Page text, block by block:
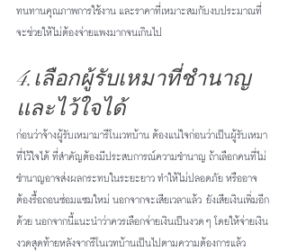
ทนทานคุณภาพการใช้งาน และราคาที่เหมาะสมกับงบประมาณที่
จะช่วยให้ไม่ต้องจ่ายแพงมากจนเกินไป
4.เลือกผู้รับเหมาที่ชำนาญ
และไว้ใจได้
ก่อนว่าจ้างผู้รับเหมามารีโนเวทบ้าน ต้องแน่ใจก่อนว่าเป็นผู้รับเหมา
ที่ไว้ใจได้ ที่สำคัญต้องมีประสบการณ์ความชำนาญ ถ้าเลือกคนที่ไม่
ชำนาญอาจส่งผลกระทบในระยะยาว ทำให้ไม่ปลอดภัย หรืออาจ
ต้องรื้อถอนซ่อมแซมใหม่ นอกจากจะเสียเวลาแล้ว ยังเสียเงินเพิ่มอีก
ด้วย นอกจากนี้แนะนำว่าควรเลือกจ่ายเงินเป็นงวดๆ โดยให้จ่ายเงิน
งวดสุดท้ายหลังจากรีโนเวทบ้านเป็นไปตามความต้องการแล้ว